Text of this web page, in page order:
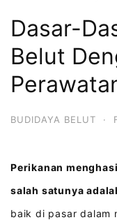
Dasar-
Belut
BUDIDAYA BELUT ·
Perikanan
salah satunya
baik di pasar dalam